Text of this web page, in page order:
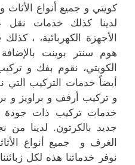
كويتي و جميع أنواع
لدينا كذلك خدمات
الأجهزة الكهربائية، ،
هوم سنتر بوينت
الكويتي، نقوم بفك و
أيضاً خدمات التركيب التي
و تركيب أرفف و براويز و
خدمات تركيب ذات جودة
جديد بالكرتون. لدينا
الغرف و جميع أنواع
نوفر خدماتنا هذه لكل